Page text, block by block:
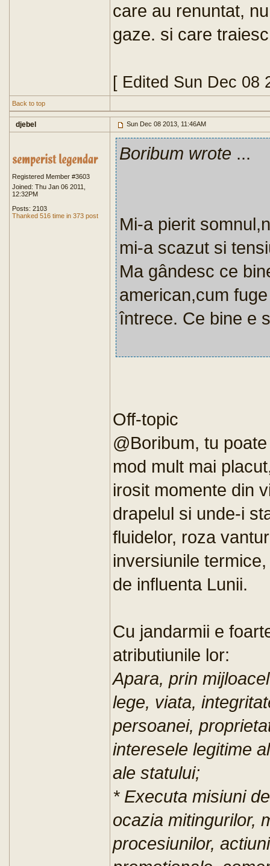
care au renuntat,
gaze. si care
[ Edited Sun Dec 08
Back to top
djebel Sun Dec 08 2013, 11:46AM
Registered Member #3603
Joined: Thu Jan 06 2011,
12:32PM
Posts: 2103
Thanked 516 time in 373 post
Boribum wrote ...
Mi-a pierit
mi-a scazut si
Ma gândesc ce
american,cum
întrece. Ce bine e
Off-topic
@Boribum, tu
mod mult mai
irosit momente din
drapelul si unde-i
fluidelor, roza
inversiunile
de influenta Lunii.
Cu jandarmii e
atributiunile lor:
Apara, prin
lege, viata,
persoanei,
interesele legitime
ale statului;
* Executa misiuni
ocazia mitingurilor,
procesiunilor,